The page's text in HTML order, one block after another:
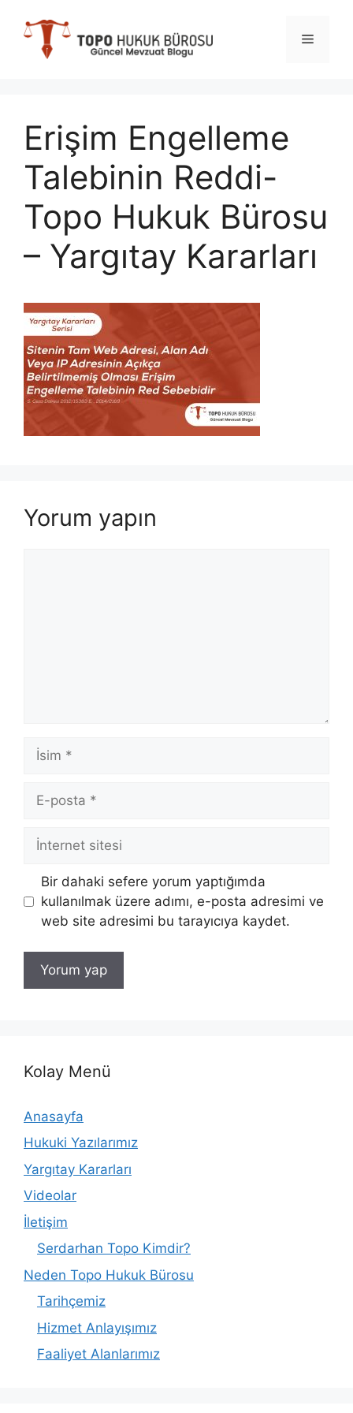
Menü
Erişim Engelleme
Talebinin Reddi-
Topo Hukuk Bürosu
– Yargıtay Kararları
Yorum yapın
İsim
posta
İnternet
Bir dahaki sefere yorum yaptığımda
kullanılmak üzere adımı, e-posta adresimi ve
web site adresimi bu tarayıcıya kaydet.
Kolay Menü
Anasayfa
Hukuki Yazılarımız
Yargıtay Kararları
Videolar
İletişim
Serdarhan Topo Kimdir?
Neden Topo Hukuk Bürosu
Tarihçemiz
Hizmet Anlayışımız
Faaliyet Alanlarımız